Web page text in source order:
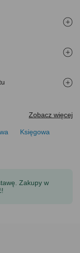
Zobacz więcej
Księgowa
Zakupy w